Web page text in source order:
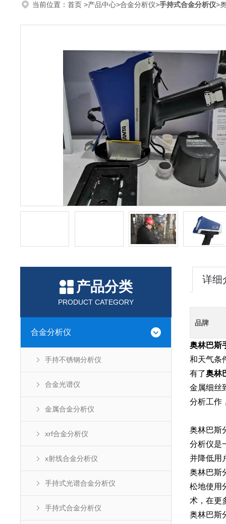
当前位置： 首页 >产品中心>合金分析仪>手持式合金分析仪>
产品分类
PRODUCT CATEGORY
合金分析仪
手持不锈钢分析仪
合金光谱仪
金属合金分析仪
xrf合金分析仪
x射线合金分析仪
手持式光谱合金分析仪
手持式合金分析仪
详细
品牌
奥林巴斯
和天气条
有了奥林
金属细丝
分析工作
奥林巴斯
分析仪是
并降低用
奥林巴斯
松地使用
术，在更
奥林巴斯